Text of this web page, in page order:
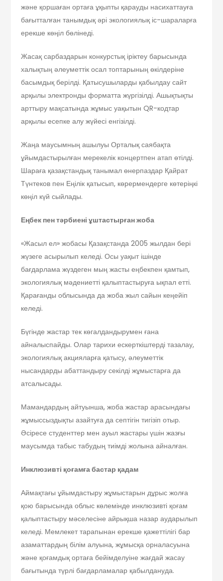
және қоршаған ортаға ұқыпты қарауды насихаттауға
бағытталған танымдық әрі экологиялық іс-шараларға
ерекше көңіл бөлінеді.
Жасақ сарбаздарын конкурстық іріктеу барысында
халықтың әлеуметтік осал топтарының өкілдеріне
басымдық берілді. Қатысушыларды қабылдау сайт
арқылы электронды форматта жүргізілді. Ашықтықты
арттыру мақсатында жұмыс уақытын QR-кодтар
арқылы есепке алу жүйесі енгізілді.
Жаңа маусымның ашылуы Орталық саябақта
ұйымдастырылған мерекелік концертпен атап өтілді.
Шараға қазақстандық танымал өнерпаздар Қайрат
Түнтеков пен Еңілік қатысып, көрермендерге көтеріңкі
көңіл күй сыйлады.
Еңбек пен тәрбиені ұштастырған жоба
«Жасыл ел» жобасы Қазақстанда 2005 жылдан бері
жүзеге асырылып келеді. Осы уақыт ішінде
бағдарлама жүздеген мың жасты еңбекпен қамтып,
экологиялық мәдениетті қалыптастыруға ықпал етті.
Қарағанды облысында да жоба жыл сайын кеңейіп
келеді.
Бүгінде жастар тек көгалдандырумен ғана
айналыспайды. Олар тарихи ескерткіштерді тазалау,
экологиялық акцияларға қатысу, әлеуметтік
нысандарды абаттандыру секілді жұмыстарға да
атсалысады.
Мамандардың айтуынша, жоба жастар арасындағы
жұмыссыздықты азайтуға да септігін тигізіп отыр.
Әсіресе студенттер мен ауыл жастары үшін жазғы
маусымда табыс табудың тиімді жолына айналған.
Инклюзивті қоғамға бастар қадам
Аймақтағы ұйымдастыру жұмыстарын дұрыс жолға
қою барысында облыс көлемінде инклюзивті қоғам
қалыптастыру мәселесіне айрықша назар аударылып
келеді. Мемлекет тарапынан ерекше қажеттілігі бар
азаматтардың білім алуына, жұмысқа орналасуына
және қоғамдық ортаға бейімделуіне жағдай жасау
бағытында түрлі бағдарламалар қабылдануда.